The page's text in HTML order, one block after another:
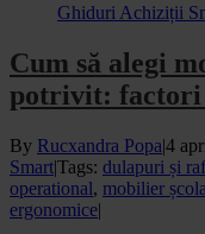
Ghiduri Achiziții
Cum să alegi
potrivit: factori
By Rucxandra Popa|4
Smart|Tags: dulapuri și
operational, mobilier
ergonomice|